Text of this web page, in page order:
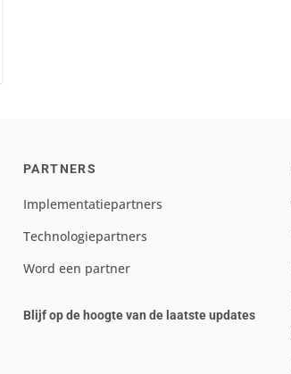
PARTNERS
Implementatiepartners
Technologiepartners
Word een partner
Blijf op de hoogte van de laatste updates